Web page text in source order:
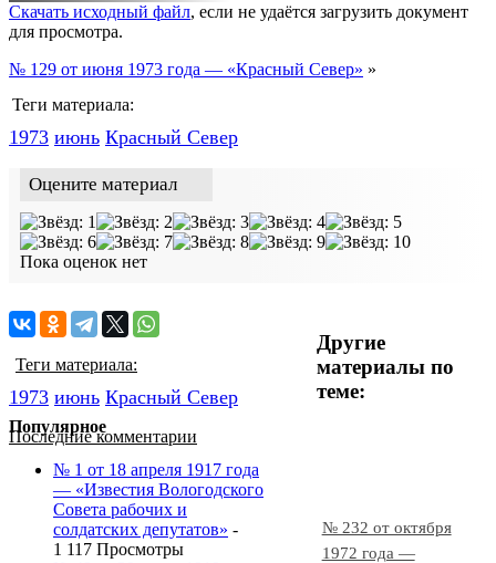
Скачать исходный файл, если не удаётся загрузить документ
для просмотра.
№ 129 от июня 1973 года — «Красный Север» »
Теги материала:
1973 июнь Красный Cевер
Оцените материал
Пока оценок нет
Другие
материалы по
теме:
№ 232 от октября
1972 года —
Теги материала:
1973 июнь Красный Cевер
Последние комментарии
Популярное
№ 1 от 18 апреля 1917 года
— «Известия Вологодского
Совета рабочих и
солдатских депутатов» -
1 117 Просмотры